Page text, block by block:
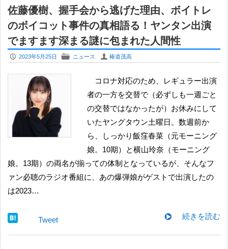
佐藤優樹、握手会から逃げた理由、ボイトレ
のボイコット事件の真相語る！ヤンタン出演
でますます深まる謎に包まれた人間性
P 2023年5月25日 F ニュース U 椿道茂高
コロナ対応のため、レギュラー出演
者の一方を交替で（必ずしも一週ごと
の交替ではなかったが）お休みにして
いたヤングタウン土曜日。数週前か
ら、しっかり飯窪春菜（元モーニング
娘。10期）と横山玲奈（モーニング
娘。13期）の両名が揃っての体制となっているが、そんなフ
ァン必聴のラジオ番組に、あの爆弾娘がゲストで出演したの
は2023…
続きを読む
Tweet